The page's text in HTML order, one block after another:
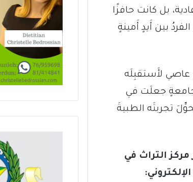
بل كانت حافزًا
بين أَيدٍ أَمينةٍ
عاصي لأَستقبِلَه
جامعةٍ جعلَت في
تجربتَه الطبيةَ
التراث في